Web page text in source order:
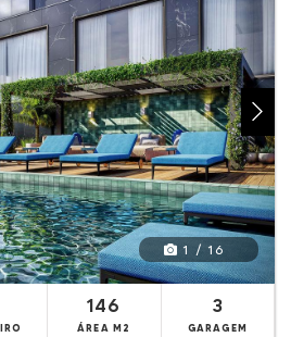
1 / 16
146
ÁREA M2
3
GARAGEM